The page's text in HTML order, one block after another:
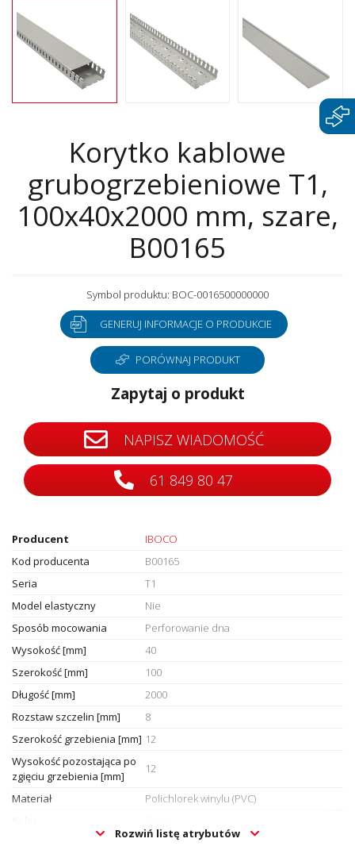
Korytko kablowe
grubogrzebieniowe T1,
100x40x2000 mm, szare,
B00165
Symbol produktu: BOC-0016500000000
GENERUJ INFORMACJE O PRODUKCIE
PORÓWNAJ PRODUKT
Zapytaj o produkt
NAPISZ WIADOMOŚĆ
61 849 80 47
Producent
IBOCO
Kod producenta
B00165
Seria
T1
Model elastyczny
Nie
Sposób mocowania
Perforowanie dna
Wysokość [mm]
40
Szerokość [mm]
100
Długość [mm]
2000
Rozstaw szczelin [mm]
8
Szerokość grzebienia [mm] 12
Wysokość pozostająca po
zgięciu grzebienia [mm]
12
Materiał
Polichlorek winylu (PVC)
Rozwiń listę atrybutów